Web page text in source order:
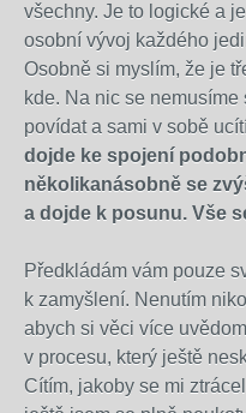
všechny. Je to logické a
osobní vývoj každého
Osobně si myslím, že je
kde. Na nic se
povídat a sami v sobě
dojde ke spojení
několikanásobně se
a dojde k posunu. Vše
Předkládám vám pouze
k zamyšlení. Nenutím
abych si věci více
v procesu, který ještě
Cítím, jakoby se mi